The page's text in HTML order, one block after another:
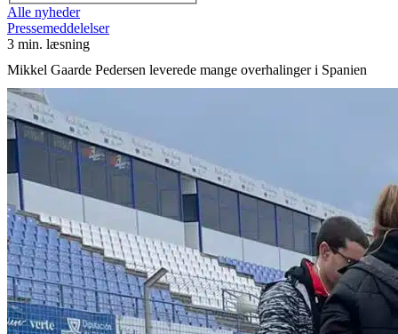
Alle nyheder
Pressemeddelelser
3 min. læsning
Mikkel Gaarde Pedersen leverede mange overhalinger i Spanien